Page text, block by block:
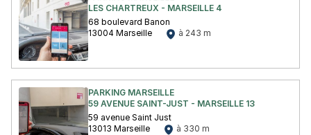
LES CHARTREUX - MARSEILLE 4
68 boulevard Banon
13004 Marseille
à 243 m
PARKING MARSEILLE
59 AVENUE SAINT-JUST - MARSEILLE 13
59 avenue Saint Just
13013 Marseille
à 330 m